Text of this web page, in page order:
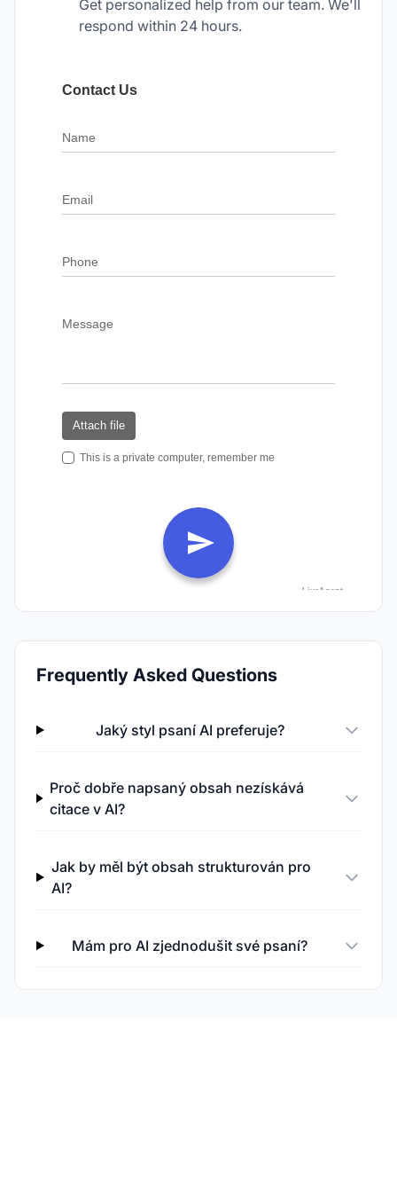
Get personalized help from our team. We'll
respond within 24 hours.
Frequently Asked Questions
Jaký styl psaní AI preferuje?
Proč dobře napsaný obsah nezískává
citace v AI?
Jak by měl být obsah strukturován pro
AI?
Mám pro AI zjednodušit své psaní?